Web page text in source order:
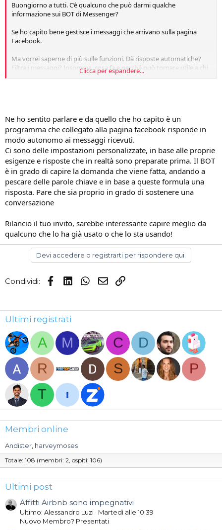
Buongiorno a tutti. C’è qualcuno che può darmi qualche
informazione sui BOT di Messenger?
Se ho capito bene gestisce i messaggi che arrivano sulla pagina
Facebook.
Ma vorrei saperne di più sulle funzioni. Dà risposte automatiche?
Filtra i messaggi? Insomma, cosa fa e perché può tornare utile a chi
lavora nel settore turistico o alberghiero?
Bisogna installare qualche software particolare? E se sì, quale
consigliereste?
Sarebbe auspicabile che qualcuno che già usa i BOT parlasse della
propria esperienza.
Grazie in anticipo.
Clicca per espandere...
Ne ho sentito parlare e da quello che ho capito è un
programma che collegato alla pagina facebook risponde in
modo autonomo ai messaggi ricevuti.
Ci sono delle impostazioni personalizzate, in base alle proprie
esigenze e risposte che in realtà sono preparate prima. Il BOT
è in grado di capire la domanda che viene fatta, andando a
pescare delle parole chiave e in base a queste formula una
risposta. Pare che sia proprio in grado di sostenere una
conversazione
Rilancio il tuo invito, sarebbe interessante capire meglio da
qualcuno che lo ha già usato o che lo sta usando!
Devi accedere o registrarti per rispondere qui.
Condividi: Facebook
LinkedInWhatsApp
EmailLink
Ultimi registrati
A M C
D
R
S
P
T
Membri online
Andister harveymoses
Totale: 108 (membri: 2, ospiti: 106)
Ultimi post
Affitti Airbnb sono impegnativi
Ultimo: Alessandro Luzi
Martedì alle 10:39
Nuovo Membro? Presentati